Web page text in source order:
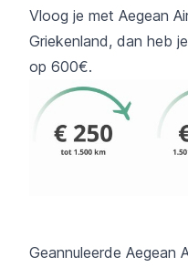
Vloog je met Aegean
Griekenland, dan heb
op 600€.
Geannuleerde Aegean